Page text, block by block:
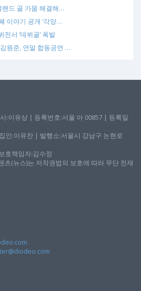
랜드 골 가뭄 해결해…
이야기 공개 ‘각양…
서 ‘데뷔골’ 폭발
원준, 연말 합동공연 …
:이유상 | 등록번호:서울 아 00857 | 등록일
인:이유찬 | 발행소:서울시 강남구 논현로
호책임자:김수정
츠(뉴스)는 저작권법의 보호에 따라 무단 전재